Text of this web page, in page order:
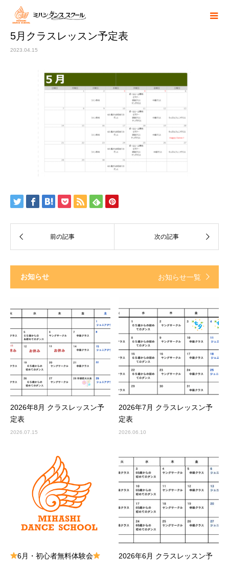
5月クラスレッスン予定表
2023.04.15
お知らせ お知らせ一覧
2026年8月 クラスレッスン予
定表
2026.07.15
2026年7月 クラスレッスン予
定表
2026.06.10
6月・初心者無料体験会
2026年6月 クラスレッスン予